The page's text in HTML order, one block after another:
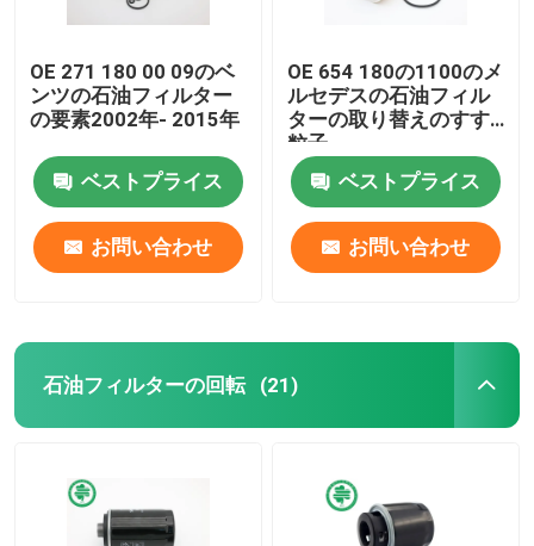
OE 271 180 00 09のベ
ンツの石油フィルター
の要素2002年- 2015年
ベストプライス
お問い合わせ
OE 654 180の1100のメ
ルセデスの石油フィル
ターの取り替えのすす
粒子
ベストプライス
お問い合わせ
石油フィルターの回転 (21)